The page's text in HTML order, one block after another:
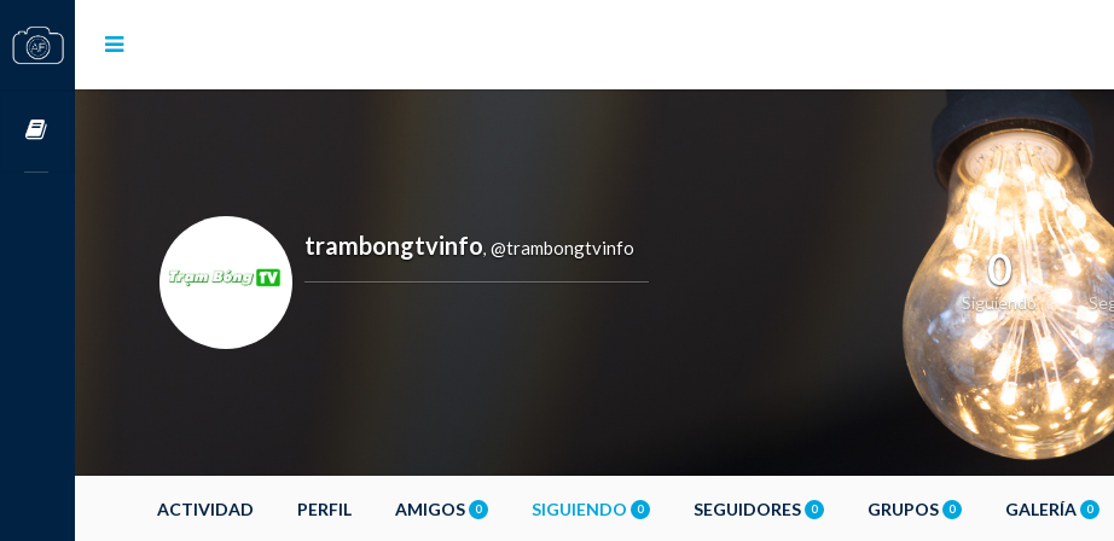
trambongtvinfo, @trambongtvinfo 0
Siguiendo
ACTIVIDAD PERFIL AMIGOS 0 SIGUIENDO 0 SEGUIDORES 0 GRUPOS 0 GALERÍA 0